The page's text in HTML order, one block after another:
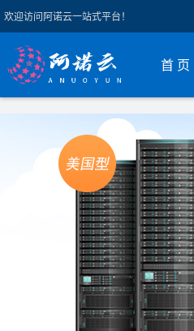
欢迎访问阿诺云一站式平台！
首 页